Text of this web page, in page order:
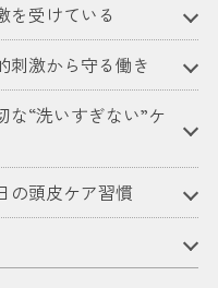
を受けている
刺激から守る働き
な“洗いすぎない”ケ
の頭皮ケア習慣